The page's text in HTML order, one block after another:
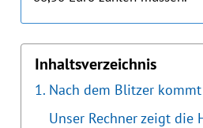
Inhaltsverzeichnis
Nach dem Blitzer
Unser Rechner zeigt die